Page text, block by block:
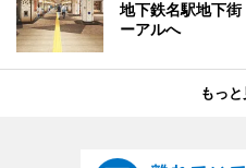
地下鉄名駅地下
ーアルへ
もっ